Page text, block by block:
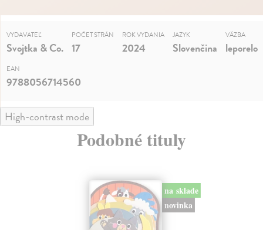
VYDAVATEĽ
Svojtka & Co.
POČET STRÁN
17
ROK VYDANIA
2024
JAZYK
Slovenčina
VÄZBA
leporelo
EAN
9788056714560
High-contrast mode
Podobné tituly
na sklade
novinka